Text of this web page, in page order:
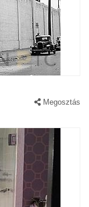
Megosztás